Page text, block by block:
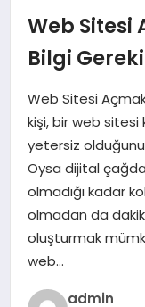
SIYASET
SPOR
YAŞAM
EKONOMI
SAĞLIK
DÜNYA
EĞITIM
Web Sitesi
Bilgi
Web Sitesi
kişi, bir web
yetersiz
Oysa dijital
olmadığı kadar
olmadan da
oluşturmak
web…
admin